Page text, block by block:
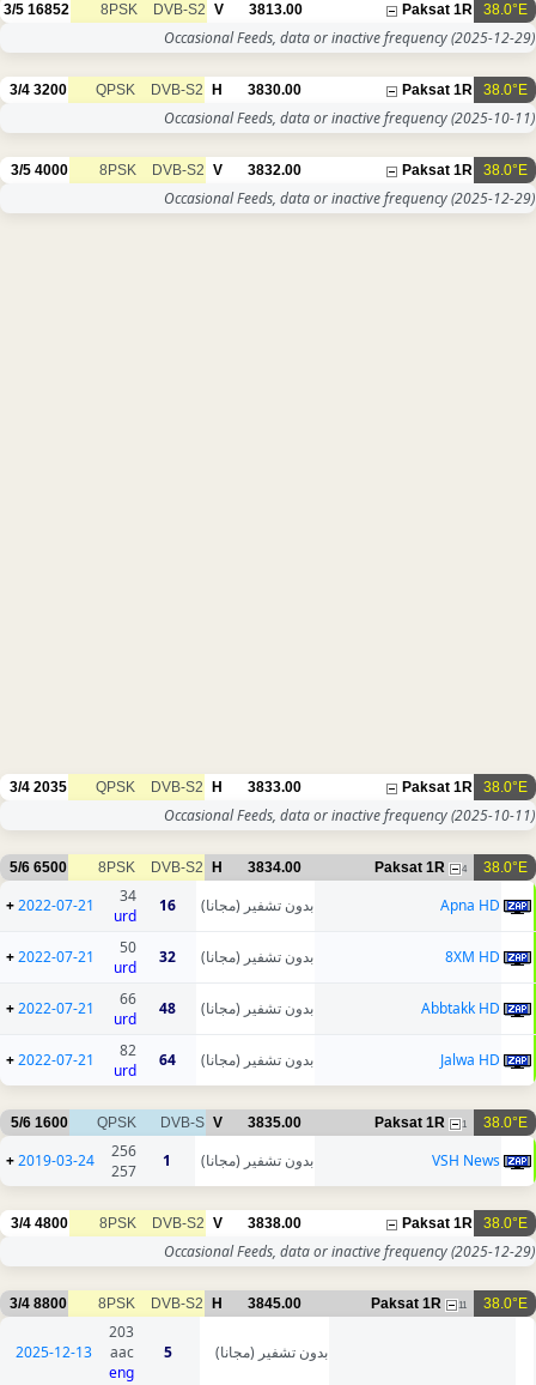
38.0°E
Paksat 1R
3813.00
V
DVB-S2
8PSK
16852
3/5
Occasional Feeds, data or inactive frequency(2025-12-29)
38.0°E
Paksat 1R
3830.00
H
DVB-S2
QPSK
3200
3/4
Occasional Feeds, data or inactive frequency(2025-10-11)
38.0°E
Paksat 1R
3832.00
V
DVB-S2
8PSK
4000
3/5
Occasional Feeds, data or inactive frequency(2025-12-29)
38.0°E
Paksat 1R
3833.00
H
DVB-S2
QPSK
2035
3/4
Occasional Feeds, data or inactive frequency(2025-10-11)
38.0°E
Paksat 1R 4
3834.00
H
DVB-S2
8PSK
6500
5/6
Apna HD بدون تشفير (مجانا) 16
34
urd
2022-07-21
+
8XM HD بدون تشفير (مجانا) 32
50
urd
2022-07-21
+
Abbtakk HD بدون تشفير (مجانا) 48
66
urd
2022-07-21
+
Jalwa HD بدون تشفير (مجانا) 64
82
urd
2022-07-21
+
38.0°E
Paksat 1R 1
3835.00
V
DVB-S
QPSK
1600
5/6
VSH News بدون تشفير (مجانا) 1
256
257
2019-03-24
+
38.0°E
Paksat 1R
3838.00
V
DVB-S2
8PSK
4800
3/4
Occasional Feeds, data or inactive frequency(2025-12-29)
38.0°E
Paksat 1R 11
3845.00
H
DVB-S2
8PSK
8800
3/4
بدون تشفير (مجانا) 5
203
aac
eng
2025-12-13